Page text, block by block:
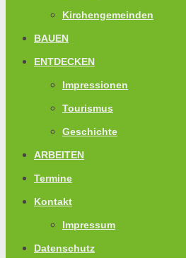
Kirchengemeinden
BAUEN
ENTDECKEN
Impressionen
Tourismus
Geschichte
ARBEITEN
Termine
Kontakt
Impressum
Datenschutz